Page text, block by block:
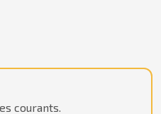
courants.